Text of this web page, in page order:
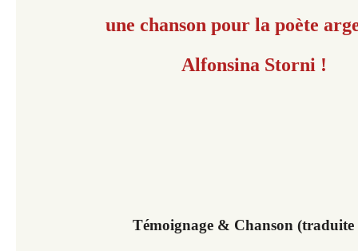
une chanson pour la poète
Alfonsina Storni !
Témoignage & Chanson (traduite